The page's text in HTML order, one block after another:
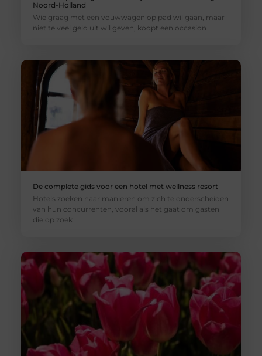
Noord-Holland
Wie graag met een vouwwagen op pad wil gaan, maar
niet te veel geld uit wil geven, koopt een occasion
De complete gids voor een hotel met wellness resort
Hotels zoeken naar manieren om zich te onderscheiden
van hun concurrenten, vooral als het gaat om gasten
die op zoek